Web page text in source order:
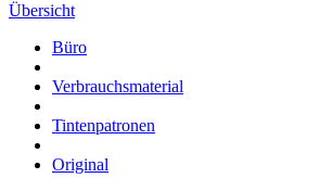
Übersicht
Büro
Verbrauchsmaterial
Tintenpatronen
Original